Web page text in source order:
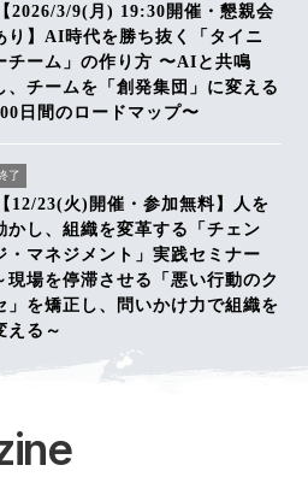
【2026/3/9(月) 19:30開催・懇親会
り】AI時代を勝ち抜く「タイニ
チーム」の作り方 〜AIと共鳴
、チームを「創発集団」に変える
日間のロードマップ〜
了
【12/23(火)開催・参加無料】人を
かし、組織を変革する「チェン
・マネジメント」実践セミナー
現場を停滞させる「悪い行動のク
」を矯正し、問いかけ力で組織を
える～